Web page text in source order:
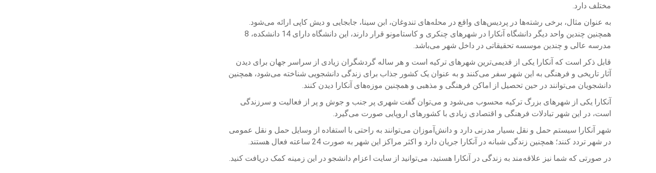
مختلف دارد.
به عنوان مثال، برخی رشته‌ها در پردیس‌های واقع در محله‌های تندوغان، ابن سینا، جابجایی و دیش کاپی ارائه می‌شود.
همچنین چندین واحد دیگر دانشگاه آنکارا در شهرهای چنکری و کاستامونو قرار دارند، این دانشگاه دارای 14 دانشکده، 8
مدرسه عالی و چندین موسسه تحقیقاتی در داخل شهر می‌باشد.
قابل ذکر است که آنکارا یکی از قدیمی‌ترین شهرهای ترکیه است و هر ساله گردشگران زیادی از سراسر جهان برای دیدن
آثار تاریخی و فرهنگی به این شهر سفر می‌کنند و به عنوان یک کشور جذاب برای زندگی دانشجویی شناخته می‌شود، همچنین
دانشجویان می‌توانند در حین تحصیل از اماکن فرهنگی و مذهبی و همچنین موزه‌های آنکارا دیدن کنند.
آنکارا یکی از شهرهای بزرگ ترکیه محسوب می‌شود و می‌توان گفت شهری پر جنب و جوش و پر از فعالیت و سرزندگی
است، در این شهر تبادلات فرهنگی و اقتصادی زیادی با کشورهای اروپایی صورت می‌گیرد.
شهر آنکارا سیستم حمل و نقل بسیار مدرنی دارد و دانش‌آموزان می‌توانند به راحتی با استفاده از وسایل حمل و نقل عمومی
در شهر تردد کنند؛ همچنین زندگی شبانه در آنکارا جریان دارد و اکثر مراکز این شهر به صورت 24 ساعته فعال هستند.
در صورتی که شما نیز علاقه‌مند به زندگی در آنکارا هستید، می‌توانید از سایت اعزام دانشجو در این زمینه کمک دریافت کنید.